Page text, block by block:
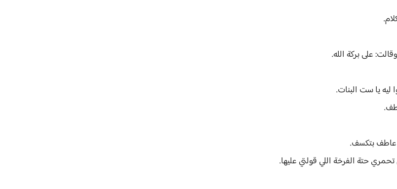
على بركة الله.
يا ست البنات.
عاطف بتكسف.
حتة الفرخة اللي قولتي عليها.